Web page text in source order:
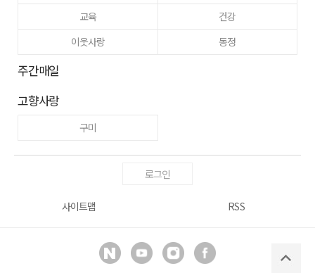
교육
건강
이웃사랑
동정
주간매일
고향사랑
구미
로그인
사이트맵 RSS